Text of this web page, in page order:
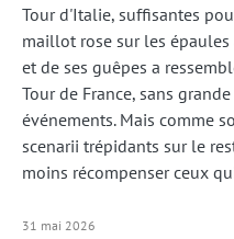
Tour d'Italie, suffisantes
maillot rose sur les
et de ses guêpes a
Tour de France, sans
événements. Mais comme
scenarii trépidants sur le
moins récompenser ceux
31 mai 2026